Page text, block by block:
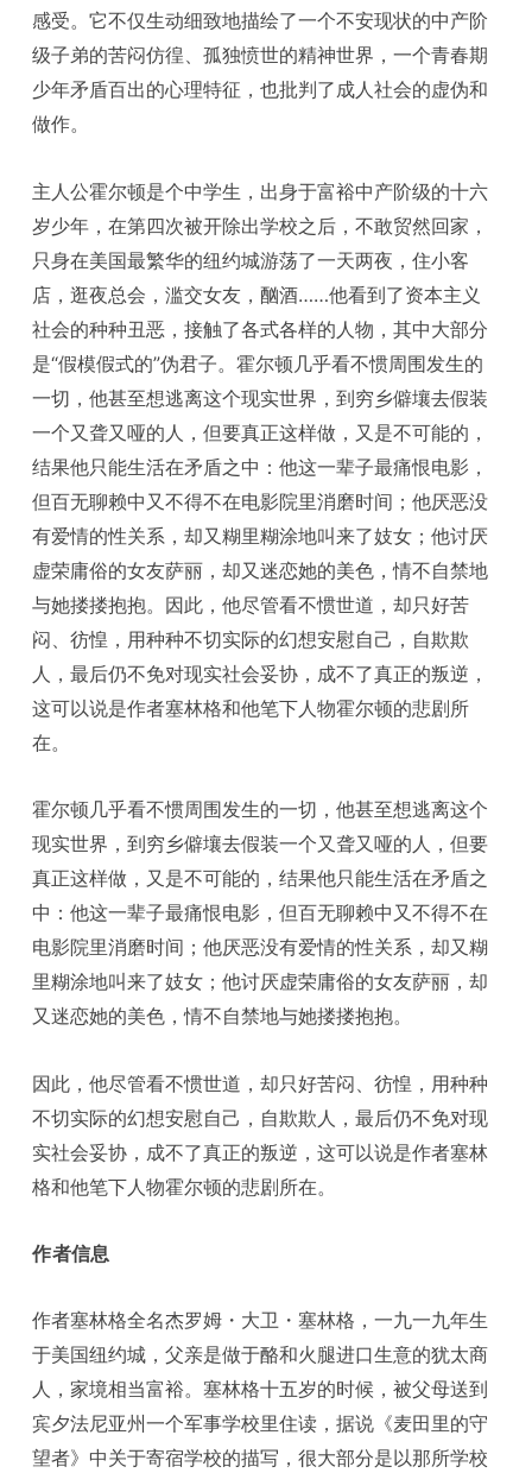
感受。它不仅生动细致地描绘了一个不安现状的中产阶
级子弟的苦闷仿徨、孤独愤世的精神世界，一个青春期
少年矛盾百出的心理特征，也批判了成人社会的虚伪和
做作。
主人公霍尔顿是个中学生，出身于富裕中产阶级的十六
岁少年，在第四次被开除出学校之后，不敢贸然回家，
只身在美国最繁华的纽约城游荡了一天两夜，住小客
店，逛夜总会，滥交女友，酗酒……他看到了资本主义
社会的种种丑恶，接触了各式各样的人物，其中大部分
是“假模假式的”伪君子。霍尔顿几乎看不惯周围发生的
一切，他甚至想逃离这个现实世界，到穷乡僻壤去假装
一个又聋又哑的人，但要真正这样做，又是不可能的，
结果他只能生活在矛盾之中：他这一辈子最痛恨电影，
但百无聊赖中又不得不在电影院里消磨时间；他厌恶没
有爱情的性关系，却又糊里糊涂地叫来了妓女；他讨厌
虚荣庸俗的女友萨丽，却又迷恋她的美色，情不自禁地
与她搂搂抱抱。因此，他尽管看不惯世道，却只好苦
闷、彷惶，用种种不切实际的幻想安慰自己，自欺欺
人，最后仍不免对现实社会妥协，成不了真正的叛逆，
这可以说是作者塞林格和他笔下人物霍尔顿的悲剧所
在。
霍尔顿几乎看不惯周围发生的一切，他甚至想逃离这个
现实世界，到穷乡僻壤去假装一个又聋又哑的人，但要
真正这样做，又是不可能的，结果他只能生活在矛盾之
中：他这一辈子最痛恨电影，但百无聊赖中又不得不在
电影院里消磨时间；他厌恶没有爱情的性关系，却又糊
里糊涂地叫来了妓女；他讨厌虚荣庸俗的女友萨丽，却
又迷恋她的美色，情不自禁地与她搂搂抱抱。
因此，他尽管看不惯世道，却只好苦闷、彷惶，用种种
不切实际的幻想安慰自己，自欺欺人，最后仍不免对现
实社会妥协，成不了真正的叛逆，这可以说是作者塞林
格和他笔下人物霍尔顿的悲剧所在。
作者信息
作者塞林格全名杰罗姆・大卫・塞林格，一九一九年生
于美国纽约城，父亲是做于酪和火腿进口生意的犹太商
人，家境相当富裕。塞林格十五岁的时候，被父母送到
宾夕法尼亚州一个军事学校里住读，据说《麦田里的守
望者》中关于寄宿学校的描写，很大部分是以那所学校